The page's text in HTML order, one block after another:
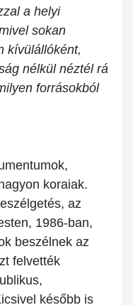
a helyi
sokan
kívülállóként,
nélkül néztél rá
forrásokból
koraiak.
az
1986-ban,
beszélnek az
felvették
később is